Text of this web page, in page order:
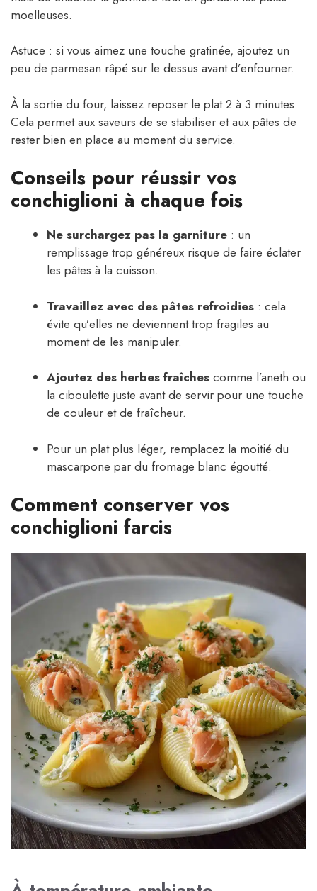
moelleuses.
Astuce : si vous aimez une touche gratinée, ajoutez un
peu de parmesan râpé sur le dessus avant d’enfourner.
À la sortie du four, laissez reposer le plat 2 à 3 minutes.
Cela permet aux saveurs de se stabiliser et aux pâtes de
rester bien en place au moment du service.
Conseils pour réussir vos
conchiglioni à chaque fois
Ne surchargez pas la garniture : un
remplissage trop généreux risque de faire éclater
les pâtes à la cuisson.
Travaillez avec des pâtes refroidies : cela
évite qu’elles ne deviennent trop fragiles au
moment de les manipuler.
Ajoutez des herbes fraîches comme l’aneth ou
la ciboulette juste avant de servir pour une touche
de couleur et de fraîcheur.
Pour un plat plus léger, remplacez la moitié du
mascarpone par du fromage blanc égoutté.
Comment conserver vos
conchiglioni farcis